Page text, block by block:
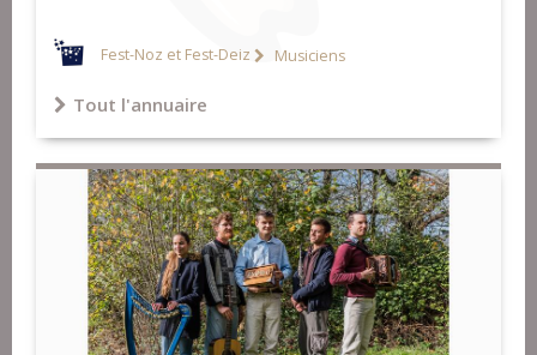
Fest-Noz et Fest-Deiz Musiciens
Tout l'annuaire